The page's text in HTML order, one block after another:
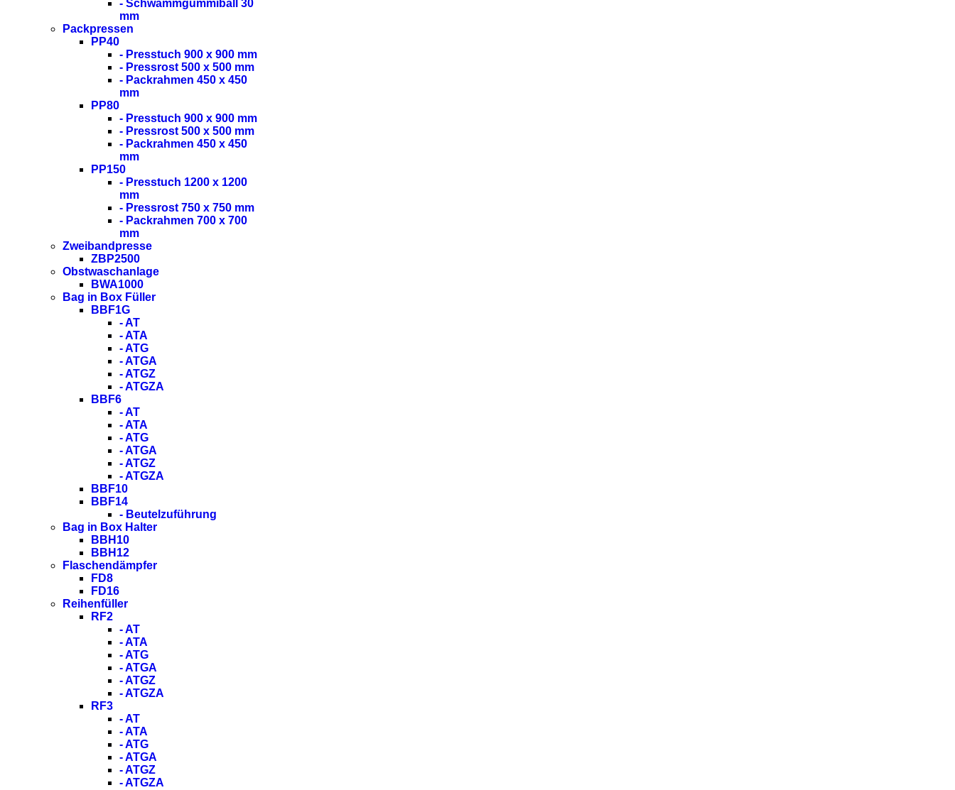
- Schwammgummiball 30
mm
Packpressen
PP40
- Presstuch 900 x 900 mm
- Pressrost 500 x 500 mm
- Packrahmen 450 x 450
mm
PP80
- Presstuch 900 x 900 mm
- Pressrost 500 x 500 mm
- Packrahmen 450 x 450
mm
PP150
- Presstuch 1200 x 1200
mm
- Pressrost 750 x 750 mm
- Packrahmen 700 x 700
mm
Zweibandpresse
ZBP2500
Obstwaschanlage
BWA1000
Bag in Box Füller
BBF1G
- AT
- ATA
- ATG
- ATGA
- ATGZ
- ATGZA
BBF6
- AT
- ATA
- ATG
- ATGA
- ATGZ
- ATGZA
BBF10
BBF14
- Beutelzuführung
Bag in Box Halter
BBH10
BBH12
Flaschendämpfer
FD8
FD16
Reihenfüller
RF2
- AT
- ATA
- ATG
- ATGA
- ATGZ
- ATGZA
RF3
- AT
- ATA
- ATG
- ATGA
- ATGZ
- ATGZA